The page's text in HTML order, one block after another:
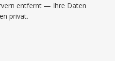
entfernt — Ihre Daten
privat.